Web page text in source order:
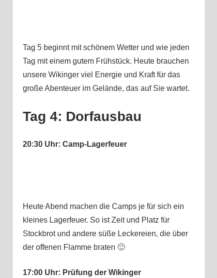
Tag 5 beginnt mit schönem Wetter und wie jeden
Tag mit einem gutem Frühstück. Heute brauchen
unsere Wikinger viel Energie und Kraft für das
große Abenteuer im Gelände, das auf Sie wartet.
Tag 4: Dorfausbau
20:30 Uhr: Camp-Lagerfeuer
Heute Abend machen die Camps je für sich ein
kleines Lagerfeuer. So ist Zeit und Platz für
Stockbrot und andere süße Leckereien, die über
der offenen Flamme braten 🙂
17:00 Uhr: Prüfung der Wikinger